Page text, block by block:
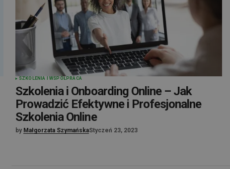
SZKOLENIA I WSPÓŁPRACA
Szkolenia i Onboarding Online – Jak
Prowadzić Efektywne i Profesjonalne
Szkolenia Online
by Małgorzata SzymańskaStyczeń 23, 2023